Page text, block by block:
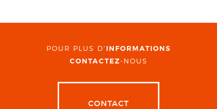
POUR PLUS D' INFORMATIONS
CONTACTEZ-NOUS
CONTACT